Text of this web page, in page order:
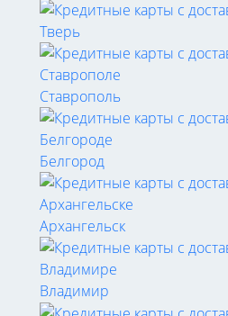
Тверь
Ставрополь
Белгород
Архангельск
Владимир